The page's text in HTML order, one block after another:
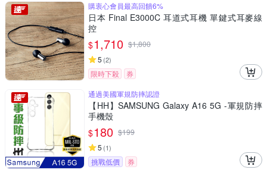
購衷心會員最高回饋6%
日本 Final E3000C 耳道式耳機 單鍵式耳麥線
控
$1,710 $1,800
5 (2)
限時下殺
券
通過美國軍規防摔認證
【HH】SAMSUNG Galaxy A16 5G -軍規防摔
手機殼
$180 $199
5 (1)
挑戰低價 券